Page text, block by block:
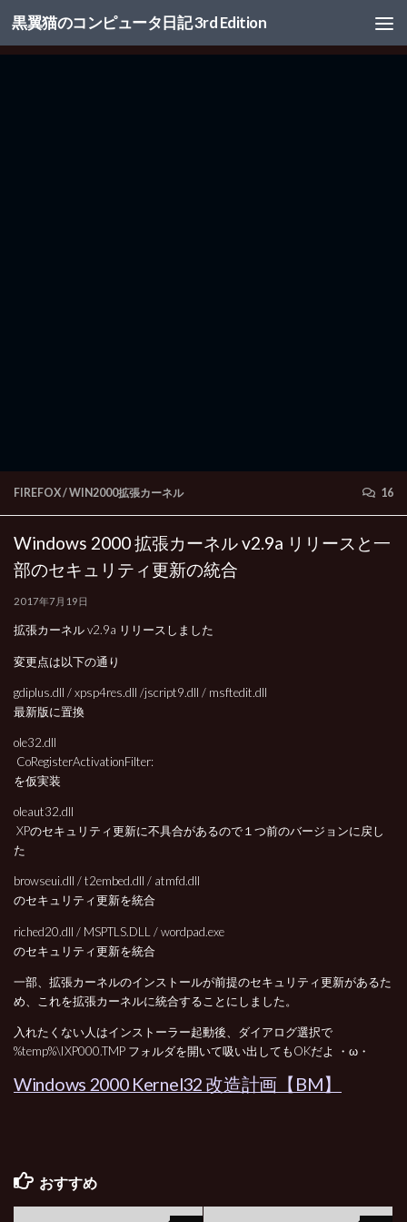
コンテンツへスキップ
黒翼猫のコンピュータ日記 3rd Edition
FIREFOX/WIN2000拡張カーネル 16
Windows 2000 拡張カーネル v2.9a リリースと一
部のセキュリティ更新の統合
2017年7月19日
拡張カーネル v2.9a リリースしました
変更点は以下の通り
gdiplus.dll / xpsp4res.dll /jscript9.dll / msftedit.dll
最新版に置換
ole32.dll
CoRegisterActivationFilter:
を仮実装
oleaut32.dll
XPのセキュリティ更新に不具合があるので１つ前のバージョンに戻し
た
browseui.dll / t2embed.dll / atmfd.dll
のセキュリティ更新を統合
riched20.dll / MSPTLS.DLL / wordpad.exe
のセキュリティ更新を統合
一部、拡張カーネルのインストールが前提のセキュリティ更新があるた
め、これを拡張カーネルに統合することにしました。
入れたくない人はインストーラー起動後、ダイアログ選択で
%temp%\IXP000.TMP フォルダを開いて吸い出してもOKだよ ・ω・
Windows 2000 Kernel32 改造計画【BM】
おすすめ